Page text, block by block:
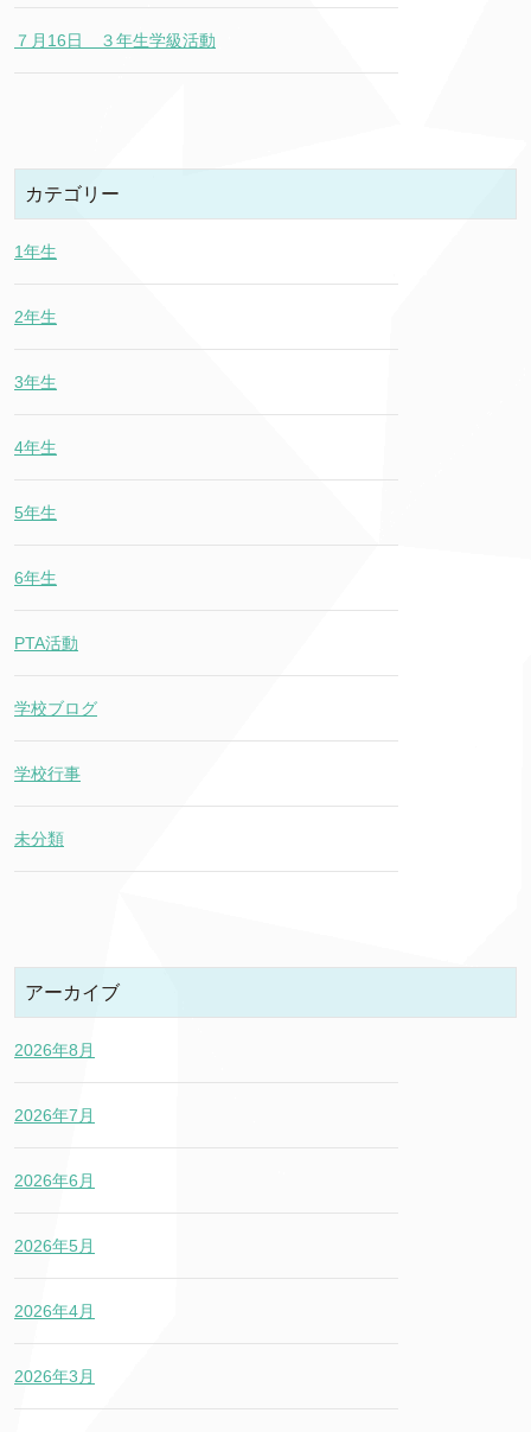
７月16日 ３年生学級活動
カテゴリー
1年生
2年生
3年生
4年生
5年生
6年生
PTA活動
学校ブログ
学校行事
未分類
アーカイブ
2026年8月
2026年7月
2026年6月
2026年5月
2026年4月
2026年3月